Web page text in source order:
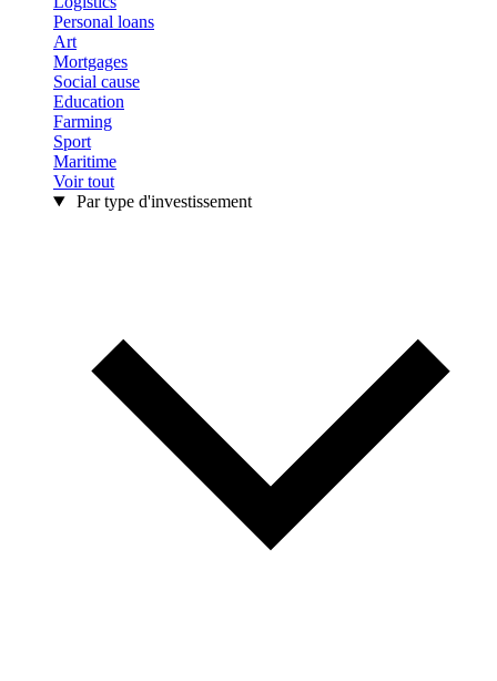
Personal loans
Art
Mortgages
Social cause
Education
Farming
Sport
Maritime
Voir tout
Par type d'investissement